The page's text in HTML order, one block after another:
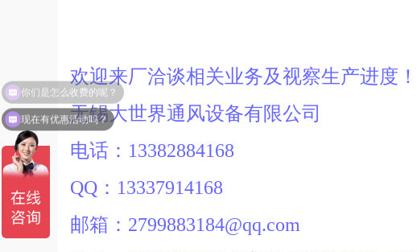
欢迎来厂洽谈相关业务及视察生产进度！
无锡大世界通风设备有限公司
电话：13382884168
QQ：13337914168
邮箱：2799883184@qq.com
现在有优惠活动吗？